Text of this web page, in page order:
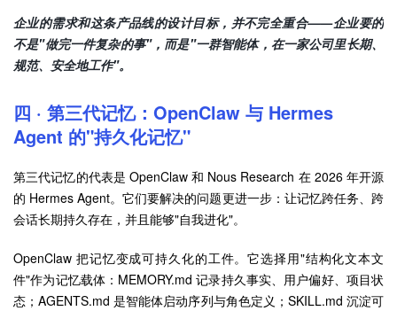
企业的需求和这条产品线的设计目标，并不完全重合——企业要的
不是"做完一件复杂的事"，而是"一群智能体，在一家公司里长期、
规范、安全地工作"。
四 · 第三代记忆：OpenClaw 与 Hermes
Agent 的"持久化记忆"
第三代记忆的代表是 OpenClaw 和 Nous Research 在 2026 年开源
的 Hermes Agent。它们要解决的问题更进一步：让记忆跨任务、跨
会话长期持久存在，并且能够"自我进化"。
OpenClaw 把记忆变成可持久化的工件。它选择用"结构化文本文
件"作为记忆载体：MEMORY.md 记录持久事实、用户偏好、项目状
态；AGENTS.md 是智能体启动序列与角色定义；SKILL.md 沉淀可